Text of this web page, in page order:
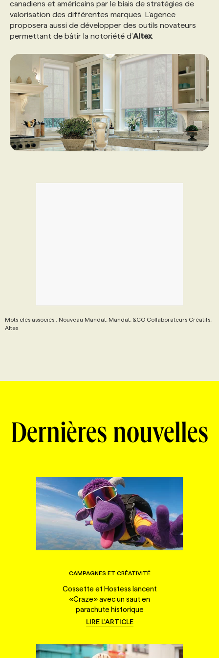
PROGRAMMES DE SUBVENTIONS
FAQ
ANNONCEZ AVEC NOUS
canadiens et américains par le biais de stratégies de
valorisation des différentes marques. L’agence
proposera aussi de développer des outils novateurs
permettant de bâtir la notoriété d’Altex
Mots clés associés : Nouveau Mandat, Mandat, &CO Collaborateurs Créatifs,
Altex
Dernières nouvelles
CAMPAGNES ET CRÉATIVITÉ
Cossette et Hostess lancent
«Craze» avec un saut en
parachute historique
LIRE L'ARTICLE